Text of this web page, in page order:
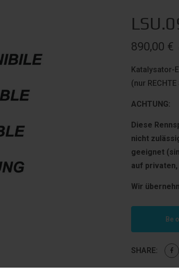
890,00 €
Katalysator-
(nur
ACHTUNG:
Diese
nicht
geeignet
auf
Wir
Be
SHARE: